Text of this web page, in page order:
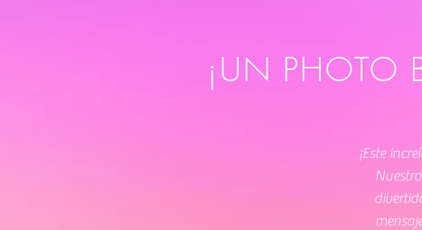
¡UN PHOTO
¡Este